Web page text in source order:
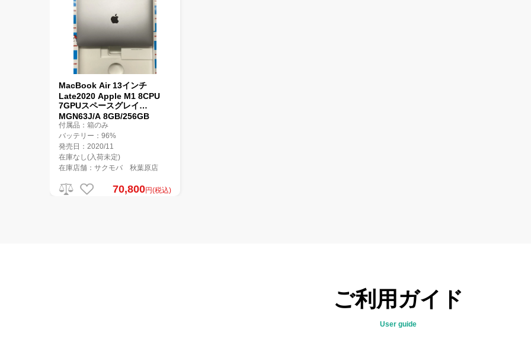
MacBook Air 13インチ
Late2020 Apple M1 8CPU
7GPUスペースグレイ
MGN63J/A 8GB/256GB
付属品：箱のみ
バッテリー：96%
発売日：2020/11
在庫なし(入荷未定)
在庫店舗：サクモバ 秋葉原店
70,800円(税込)
ご利用ガイド
User guide